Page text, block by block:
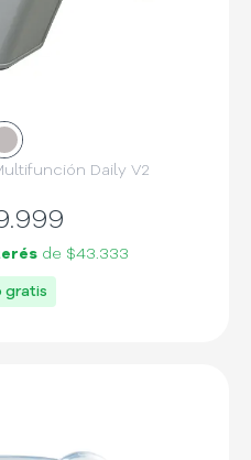
Daily V2
de $43.333
gratis